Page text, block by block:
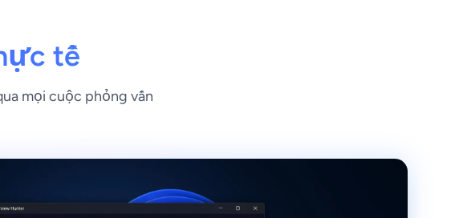
tế
mọi cuộc phỏng vấn